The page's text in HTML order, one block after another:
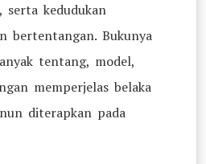
serta kedudukan
bertentangan. Bukunya
tentang, model,
memperjelas belaka
diterapkan pada